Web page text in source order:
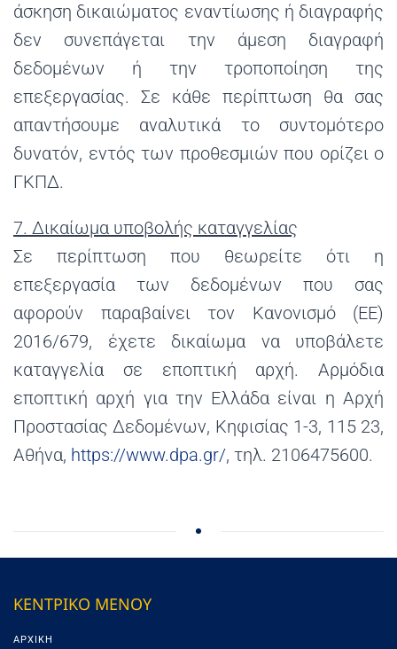
άσκηση δικαιώματος εναντίωσης ή διαγραφής
δεν συνεπάγεται την άμεση διαγραφή
δεδομένων ή την τροποποίηση της
επεξεργασίας. Σε κάθε περίπτωση θα σας
απαντήσουμε αναλυτικά το συντομότερο
δυνατόν, εντός των προθεσμιών που ορίζει ο
ΓΚΠΔ.
7. Δικαίωμα υποβολής καταγγελίας
Σε περίπτωση που θεωρείτε ότι η
επεξεργασία των δεδομένων που σας
αφορούν παραβαίνει τον Κανονισμό (ΕΕ)
2016/679, έχετε δικαίωμα να υποβάλετε
καταγγελία σε εποπτική αρχή. Αρμόδια
εποπτική αρχή για την Ελλάδα είναι η Αρχή
Προστασίας Δεδομένων, Κηφισίας 1-3, 115 23,
Αθήνα, https://www.dpa.gr/, τηλ. 2106475600.
ΚΕΝΤΡΙΚΟ ΜΕΝΟΥ
ΑΡΧΙΚΉ